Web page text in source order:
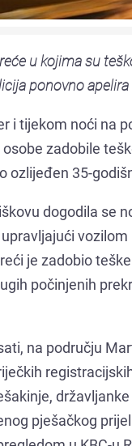
u kojima su
ponovno
i tijekom noći na
zadobile
ozlijeđen 35-
dogodila se
je zadobio
počinjenih
na području
pješačkog